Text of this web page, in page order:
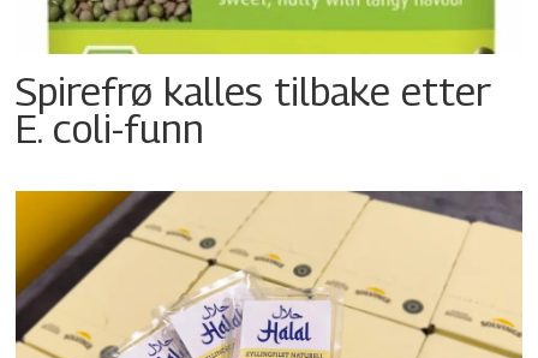
Spirefrø kalles tilbake etter
E. coli-funn